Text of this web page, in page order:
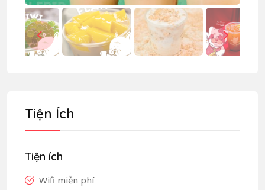
Tiện Ích
Tiện ích
Wifi miễn phí